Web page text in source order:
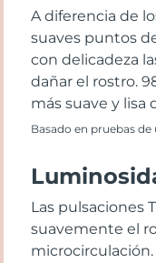
A diferencia de
suaves puntos
con delicadeza
dañar el rostro.
más suave y lisa
Basado en pruebas
Las pulsaciones
suavemente el